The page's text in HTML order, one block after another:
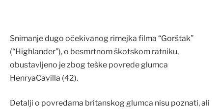
Snimanje dugo očekivanog rimejka filma “Gorštak”
(“Highlander”), o besmrtnom škotskom ratniku,
obustavljeno je zbog teške povrede glumca
HenryaCavilla (42).
Detalji o povredama britanskog glumca nisu poznati, ali